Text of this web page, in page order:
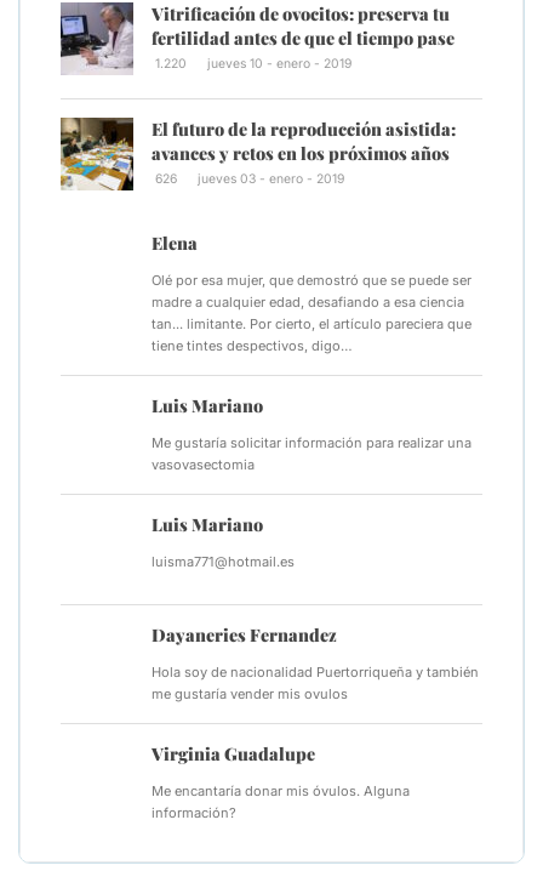
Vitrificación de ovocitos: preserva tu
fertilidad antes de que el tiempo pase
1.220 jueves 10 - enero - 2019
El futuro de la reproducción asistida:
avances y retos en los próximos años
626 jueves 03 - enero - 2019
Elena
Olé por esa mujer, que demostró que se puede ser
madre a cualquier edad, desafiando a esa ciencia
tan... limitante. Por cierto, el artículo pareciera que
tiene tintes despectivos, digo…
Luis Mariano
Me gustaría solicitar información para realizar una
vasovasectomia
Luis Mariano
luisma771@hotmail.es
Dayaneries Fernandez
Hola soy de nacionalidad Puertorriqueña y también
me gustaría vender mis ovulos
Virginia Guadalupe
Me encantaría donar mis óvulos. Alguna
información?